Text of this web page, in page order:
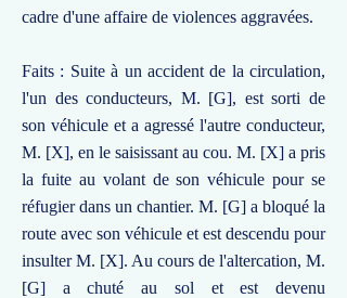
cadre d'une affaire de violences aggravées.
Faits : Suite à un accident de la circulation,
l'un des conducteurs, M. [G], est sorti de
son véhicule et a agressé l'autre conducteur,
M. [X], en le saisissant au cou. M. [X] a pris
la fuite au volant de son véhicule pour se
réfugier dans un chantier. M. [G] a bloqué la
route avec son véhicule et est descendu pour
insulter M. [X]. Au cours de l'altercation, M.
[G] a chuté au sol et est devenu